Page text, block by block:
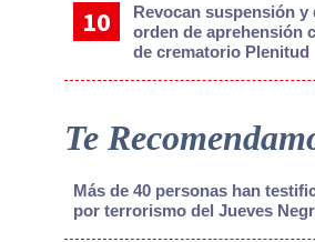
Revocan suspensión y
orden de aprehensión
de crematorio Plenitud
Te
Más de 40 personas han
por terrorismo del Jueves